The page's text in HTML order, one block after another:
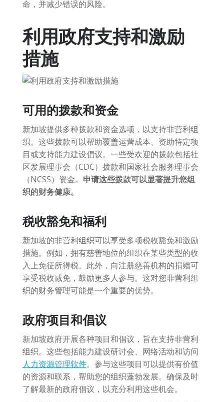
命，并减少错误的风险。
利用政府支持和激励
措施
可用的拨款和资金
新加坡提供多种拨款和资金选项，以支持非营利组
织。这些拨款可以帮助覆盖运营成本、资助特定项
目或支持能力建设倡议。一些受欢迎的拨款包括社
区发展理事会（CDC）拨款和国家社会服务理事会
（NCSS）资金。 申请这些拨款可以显著提升您组
织的财务健康。
税收豁免和福利
新加坡的非营利组织可以享受多项税收豁免和激励
措施。例如，拥有慈善地位的组织在某些类型的收
入上免征所得税。此外，向注册慈善机构的捐赠可
享受税收减免，鼓励更多人参与。这对您非营利组
织的财务管理可能是一个重要的优势。
政府项目和倡议
新加坡政府开展各种项目和倡议，旨在支持非营利
组织。这些包括能力建设研讨会、网络活动和访问
人力资源管理软件。参与这些项目可以提供有价值
的资源和联系，帮助您的组织蓬勃发展。确保及时
了解最新的政府倡议，以充分利用这些机会。